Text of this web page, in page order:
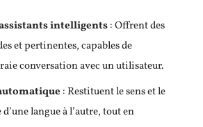
intelligents: Offrent des
et pertinentes, capables de
conversation avec un utilisateur.
: Restituent le sens et le
langue à l’autre, tout en